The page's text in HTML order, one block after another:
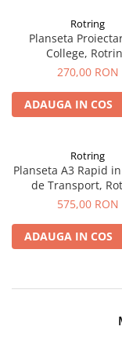
Graf von Faber-Castell
Molotow
Rotring
Herlitz
Leuchtturm1917
Schneider
Mont Marte
Corectoare, Lipici
Caiete si Blocuri
Markere Machiaj
Rotring
Planseta
College,
270,00 RON
ADAUGA IN COS
Rotring
Planseta A3 Rapid
de Transport,
575,00 RON
ADAUGA IN COS